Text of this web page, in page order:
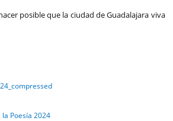
posible que la ciudad de Guadalajara viva
Poesía 2024